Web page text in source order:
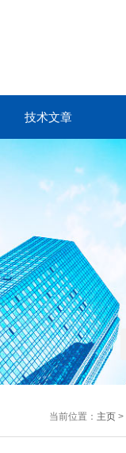
技术文章
当前位置： 主页>